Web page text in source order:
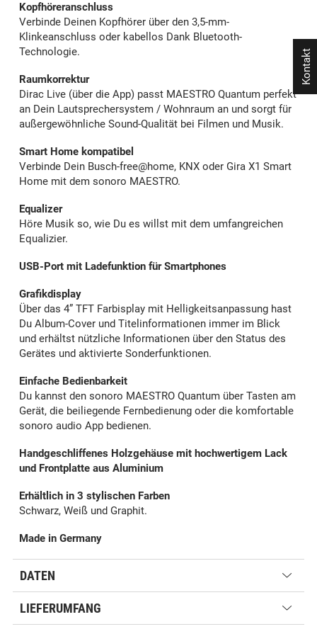
Kopfhöreranschluss
Verbinde Deinen Kopfhörer über den 3,5-mm-
Klinkeanschluss oder kabellos Dank Bluetooth-
Technologie.
Raumkorrektur
Dirac Live (über die App) passt MAESTRO Quantum perfekt
an Dein Lautsprechersystem / Wohnraum an und sorgt für
außergewöhnliche Sound-Qualität bei Filmen und Musik.
Smart Home kompatibel
Verbinde Dein Busch-free@home, KNX oder Gira X1 Smart
Home mit dem sonoro MAESTRO.
Equalizer
Höre Musik so, wie Du es willst mit dem umfangreichen
Equalizier.
USB-Port mit Ladefunktion für Smartphones
Grafikdisplay
Über das 4” TFT Farbisplay mit Helligkeitsanpassung hast
Du Album-Cover und Titelinformationen immer im Blick
und erhältst nützliche Informationen über den Status des
Gerätes und aktivierte Sonderfunktionen.
Einfache Bedienbarkeit
Du kannst den sonoro MAESTRO Quantum über Tasten am
Gerät, die beiliegende Fernbedienung oder die komfortable
sonoro audio App bedienen.
Handgeschliffenes Holzgehäuse mit hochwertigem Lack
und Frontplatte aus Aluminium
Erhältlich in 3 stylischen Farben
Schwarz, Weiß und Graphit.
Made in Germany
DATEN
LIEFERUMFANG
Kontakt